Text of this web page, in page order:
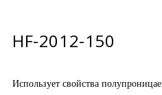
HF-2012-150
Использует свойства